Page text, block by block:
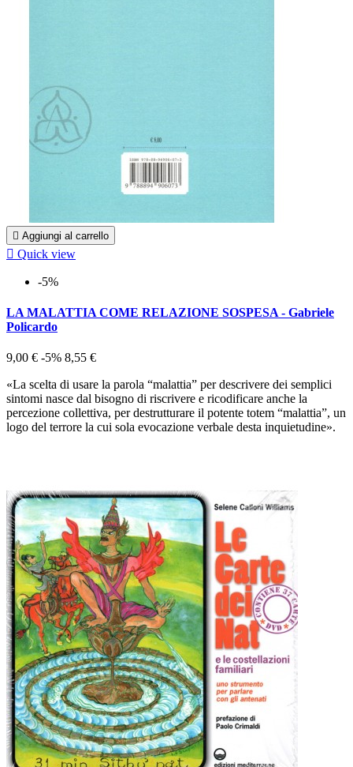
 Aggiungi al carrello
 Quick view
-5%
LA MALATTIA COME RELAZIONE SOSPESA - Gabriele
Policardo
9,00 € -5% 8,55 €
«La scelta di usare la parola “malattia” per descrivere dei semplici
sintomi nasce dal bisogno di riscrivere e ricodificare anche la
percezione collettiva, per destrutturare il potente totem “malattia”, un
logo del terrore la cui sola evocazione verbale desta inquietudine».